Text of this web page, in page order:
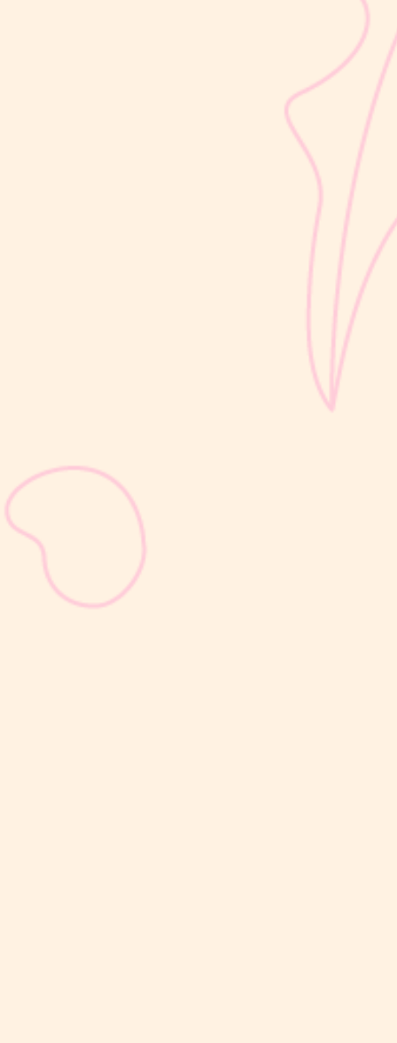
dalam masa 1000 Hari Pertama Kehidupan (HPK). Pada tahap ini,
perkembangan si Kecil berlangsung sangat pesat, mulai dari
kemampuan berjalan, berbicara, hingga berinteraksi dengan orang
Selain berat badan, tinggi badan menjadi salah satu indikator
utama untuk menilai apakah tumbuh kembang si Kecil berjalan